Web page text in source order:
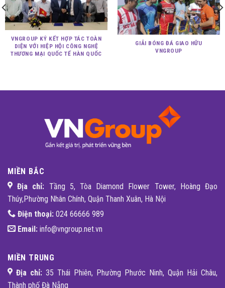
VNGROUP KÝ KẾT HỢP TÁC TOÀN
DIỆN VỚI HIỆP HỘI CÔNG NGHỆ
THƯƠNG MẠI QUỐC TẾ HÀN QUỐC
GIẢI BÓNG ĐÁ GIAO HỮU
VNGROUP
MIỀN BẮC
Địa chỉ: Tầng 5, Tòa Diamond Flower Tower, Hoàng Đạo
Thúy,Phường Nhân Chính, Quận Thanh Xuân, Hà Nội
Điện thoại: 024 66666 989
Email: info@vngroup.net.vn
MIỀN TRUNG
Địa chỉ: 35 Thái Phiên, Phường Phước Ninh, Quận Hải Châu,
Thành phố Đà Nẵng